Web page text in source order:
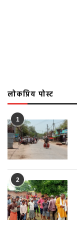
लोकप्रिय पोस्ट
1
2